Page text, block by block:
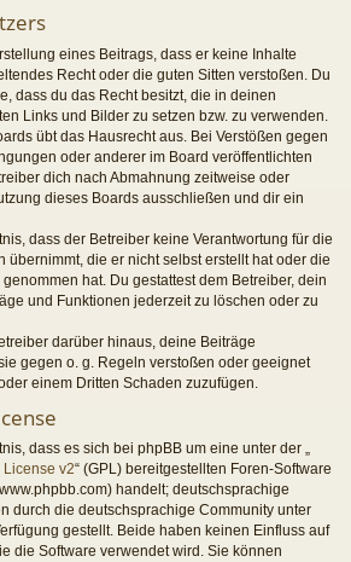
eines Beitrags, dass er keine Inhalte
Recht oder die guten Sitten verstoßen. Du
dass du das Recht besitzt, die in deinen
Links und Bilder zu setzen bzw. zu verwenden.
übt das Hausrecht aus. Bei Verstößen gegen
oder anderer im Board veröffentlichten
dich nach Abmahnung zeitweise oder
dieses Boards ausschließen und dir ein
dass der Betreiber keine Verantwortung für die
übernimmt, die er nicht selbst erstellt hat oder die
hat. Du gestattest dem Betreiber, dein
und Funktionen jederzeit zu löschen oder zu
darüber hinaus, deine Beiträge
gegen o. g. Regeln verstoßen oder geeignet
einem Dritten Schaden zuzufügen.
dass es sich bei phpBB um eine unter der „
v2“ (GPL) bereitgestellten Foren-Software
handelt; deutschsprachige
durch die deutschsprachige Community unter
gestellt. Beide haben keinen Einfluss auf
die Software verwendet wird. Sie können